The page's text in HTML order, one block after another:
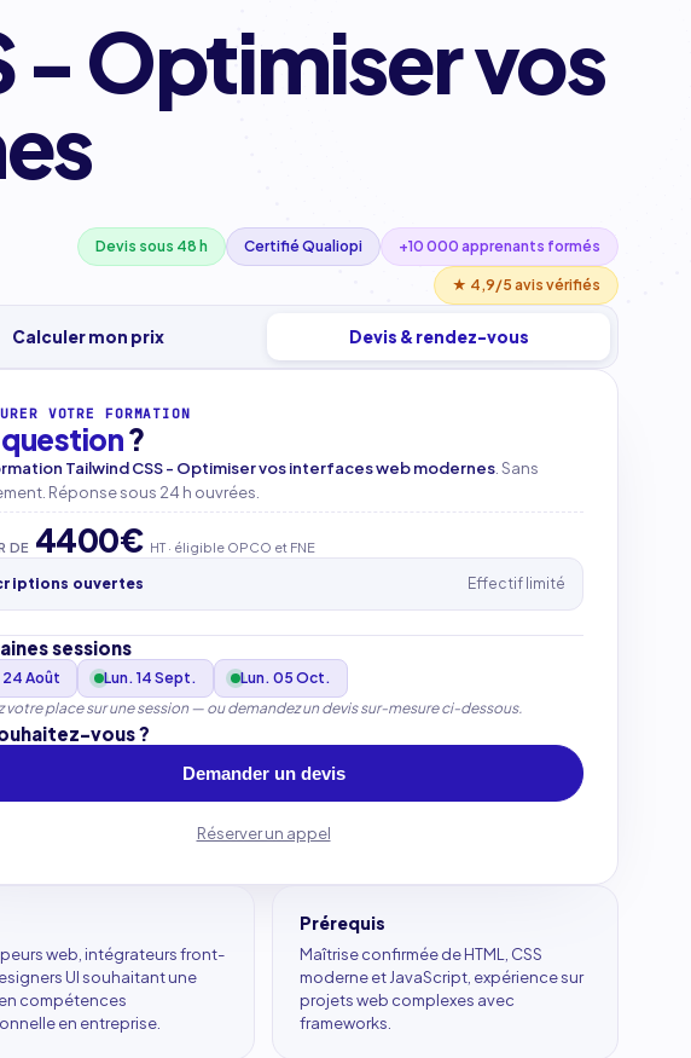
- Optimiser vos
Devis sous 48 h Certifié Qualiopi +10 000 apprenants formés
★ 4,9/5 avis vérifiés
Calculer mon prix Devis & rendez-vous
VOTRE FORMATION
question?
Tailwind CSS - Optimiser vos interfaces web modernes . Sans
Réponse sous 24 h ouvrées.
DE 4400€ HT · éligible OPCO et FNE
ouvertes Effectif limité
sessions
24 Août Lun. 14 Sept.
Lun. 05 Oct.
votre place sur une session — ou demandez un devis sur-mesure ci-dessous.
vous ?
Demander un devis
Réserver un appel
web, intégrateurs front-
UI souhaitant une
compétences
en entreprise.
Prérequis
Maîtrise confirmée de HTML, CSS
moderne et JavaScript, expérience sur
projets web complexes avec
frameworks.